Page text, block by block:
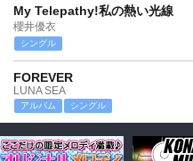
My Telepathy!私の熱い光線
櫻井優衣
シングル
FOREVER
LUNA SEA
アルバム シングル